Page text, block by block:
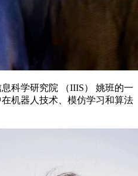
学研究院 （IIIS） 姚班的一
机器人技术、模仿学习和算法